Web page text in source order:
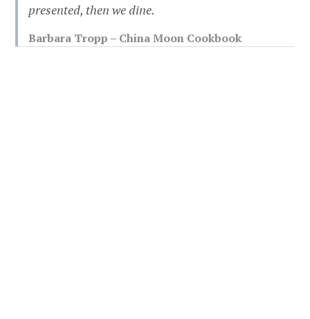
presented, then we dine.
Barbara Tropp – China Moon Cookbook